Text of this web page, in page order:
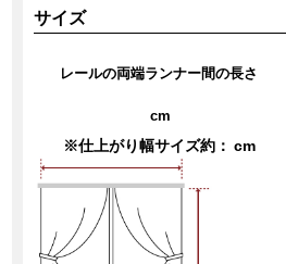
サイズ
レールの両端ランナー間の長さ
cm
※仕上がり幅サイズ約： cm